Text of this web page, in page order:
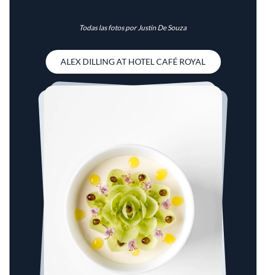
Todas las fotos por Justin De Souza
ALEX DILLING AT HOTEL CAFÉ ROYAL